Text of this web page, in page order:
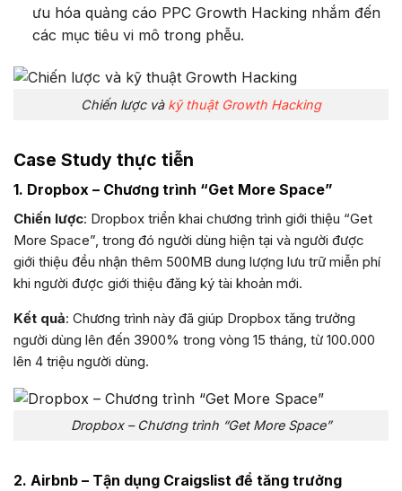
ưu hóa quảng cáo PPC Growth Hacking nhắm đến
các mục tiêu vi mô trong phễu.
Chiến lược và kỹ thuật Growth Hacking
Case Study thực tiễn
1. Dropbox – Chương trình “Get More Space”
Chiến lược: Dropbox triển khai chương trình giới thiệu “Get
More Space”, trong đó người dùng hiện tại và người được
giới thiệu đều nhận thêm 500MB dung lượng lưu trữ miễn phí
khi người được giới thiệu đăng ký tài khoản mới.
Kết quả: Chương trình này đã giúp Dropbox tăng trưởng
người dùng lên đến 3900% trong vòng 15 tháng, từ 100.000
lên 4 triệu người dùng.
Dropbox – Chương trình “Get More Space”
2. Airbnb – Tận dụng Craigslist để tăng trưởng